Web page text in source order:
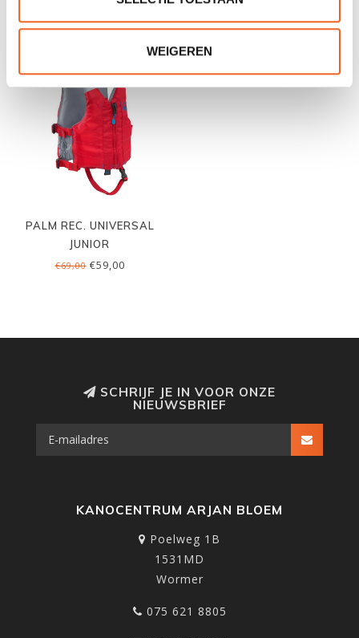
WEIGEREN
GERELATEERDE PRODUCTEN
PALM REC. UNIVERSAL
JUNIOR
€69,00€59,00
SCHRIJF JE IN VOOR ONZE
NIEUWSBRIEF
KANOCENTRUM ARJAN BLOEM
Poelweg 1B
1531MD
Wormer
075 621 8805